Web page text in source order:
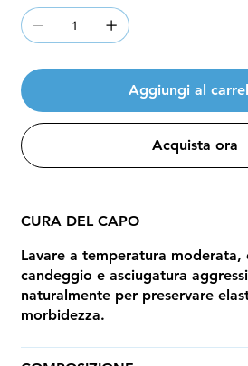
Aggiungi al
Acquista ora
CURA DEL CAPO
Lavare a temperatura moderata,
candeggio e asciugatura
naturalmente per preservare
morbidezza.